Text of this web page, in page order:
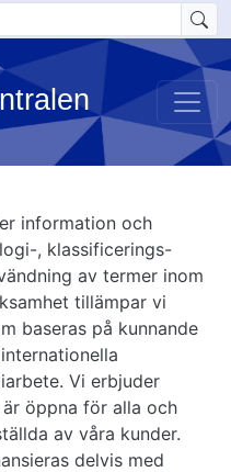
information och
, klassificerings-
av termer inom
tillämpar vi
baseras på kunnande
Vi erbjuder
öppna för alla och
av våra kunder.
delvis med